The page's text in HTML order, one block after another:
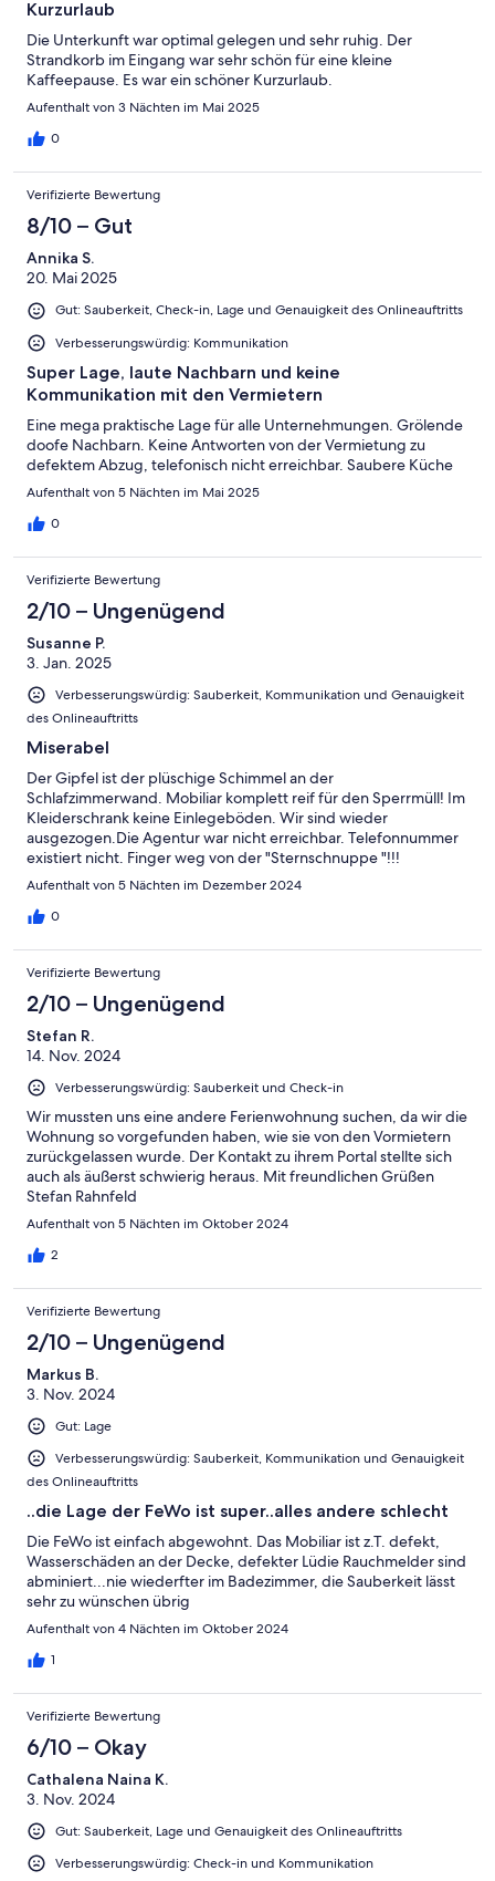
Kurzurlaub
Die Unterkunft war optimal gelegen und sehr ruhig. Der
Strandkorb im Eingang war sehr schön für eine kleine
Kaffeepause. Es war ein schöner Kurzurlaub.
Aufenthalt von 3 Nächten im Mai 2025
0
Verifizierte Bewertung
8/10 – Gut
Annika S.
20. Mai 2025
Gut: Sauberkeit, Check-in, Lage und Genauigkeit des Onlineauftritts
Verbesserungswürdig: Kommunikation
Super Lage, laute Nachbarn und keine
Kommunikation mit den Vermietern
Eine mega praktische Lage für alle Unternehmungen. Grölende
doofe Nachbarn. Keine Antworten von der Vermietung zu
defektem Abzug, telefonisch nicht erreichbar. Saubere Küche
Aufenthalt von 5 Nächten im Mai 2025
0
Verifizierte Bewertung
2/10 – Ungenügend
Susanne P.
3. Jan. 2025
Verbesserungswürdig: Sauberkeit, Kommunikation und Genauigkeit
des Onlineauftritts
Miserabel
Der Gipfel ist der plüschige Schimmel an der
Schlafzimmerwand. Mobiliar komplett reif für den Sperrmüll! Im
Kleiderschrank keine Einlegeböden. Wir sind wieder
ausgezogen.Die Agentur war nicht erreichbar. Telefonnummer
existiert nicht. Finger weg von der "Sternschnuppe "!!!
Aufenthalt von 5 Nächten im Dezember 2024
0
Verifizierte Bewertung
2/10 – Ungenügend
Stefan R.
14. Nov. 2024
Verbesserungswürdig: Sauberkeit und Check-in
Wir mussten uns eine andere Ferienwohnung suchen, da wir die
Wohnung so vorgefunden haben, wie sie von den Vormietern
zurückgelassen wurde. Der Kontakt zu ihrem Portal stellte sich
auch als äußerst schwierig heraus. Mit freundlichen Grüßen
Stefan Rahnfeld
Aufenthalt von 5 Nächten im Oktober 2024
2
Verifizierte Bewertung
2/10 – Ungenügend
Markus B.
3. Nov. 2024
Gut: Lage
Verbesserungswürdig: Sauberkeit, Kommunikation und Genauigkeit
des Onlineauftritts
..die Lage der FeWo ist super..alles andere schlecht
Die FeWo ist einfach abgewohnt. Das Mobiliar ist z.T. defekt,
Wasserschäden an der Decke, defekter Lüdie Rauchmelder sind
abminiert...nie wiederfter im Badezimmer, die Sauberkeit lässt
sehr zu wünschen übrig
Aufenthalt von 4 Nächten im Oktober 2024
1
Verifizierte Bewertung
6/10 – Okay
Cathalena Naina K.
3. Nov. 2024
Gut: Sauberkeit, Lage und Genauigkeit des Onlineauftritts
Verbesserungswürdig: Check-in und Kommunikation